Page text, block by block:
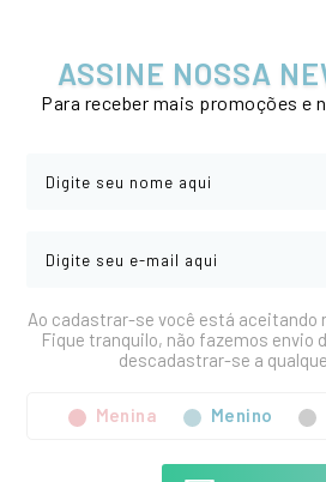
ASSINE NOSSA
Para receber mais promoções e
Ao cadastrar-se você está aceitando
Fique tranquilo, não fazemos envio
descadastrar-se a
Menina Menino